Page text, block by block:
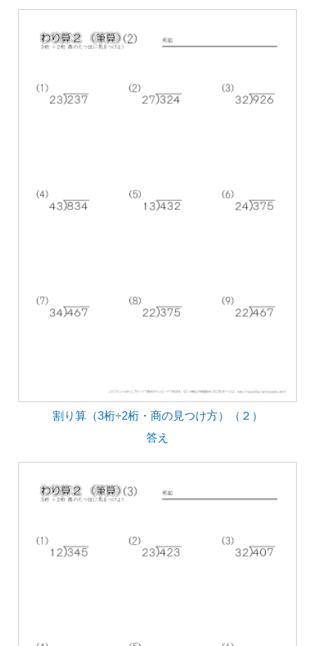
割り算（3桁÷2桁・商の見つけ方）（２）
答え